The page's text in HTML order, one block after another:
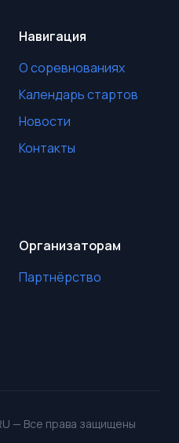
Навигация
О соревнованиях
Календарь стартов
Новости
Контакты
Организаторам
Партнёрство
— Все права защищены